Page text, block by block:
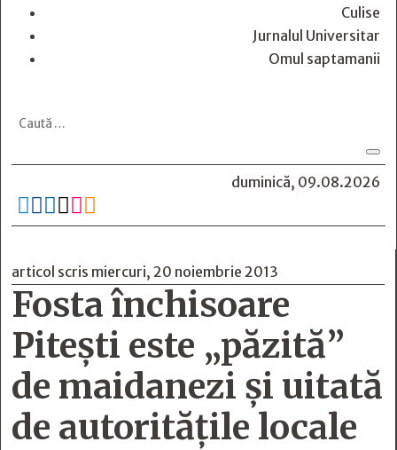
Culise
Jurnalul Universitar
Omul saptamanii
duminică, 09.08.2026
     
articol scris miercuri, 20 noiembrie 2013
Fosta închisoare
Piteşti este „păzită”
de maidanezi şi uitată
de autorităţile locale